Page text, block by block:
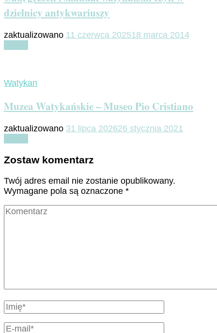
dzielnicy antykwariuszy
zaktualizowano 11 czerwca 202518 marca 2014
Watykan
Muzea Watykańskie – Museo Pio Cristiano
zaktualizowano 31 lipca 202626 stycznia 2021
Zostaw komentarz
Twój adres email nie zostanie opublikowany.
Wymagane pola są oznaczone *